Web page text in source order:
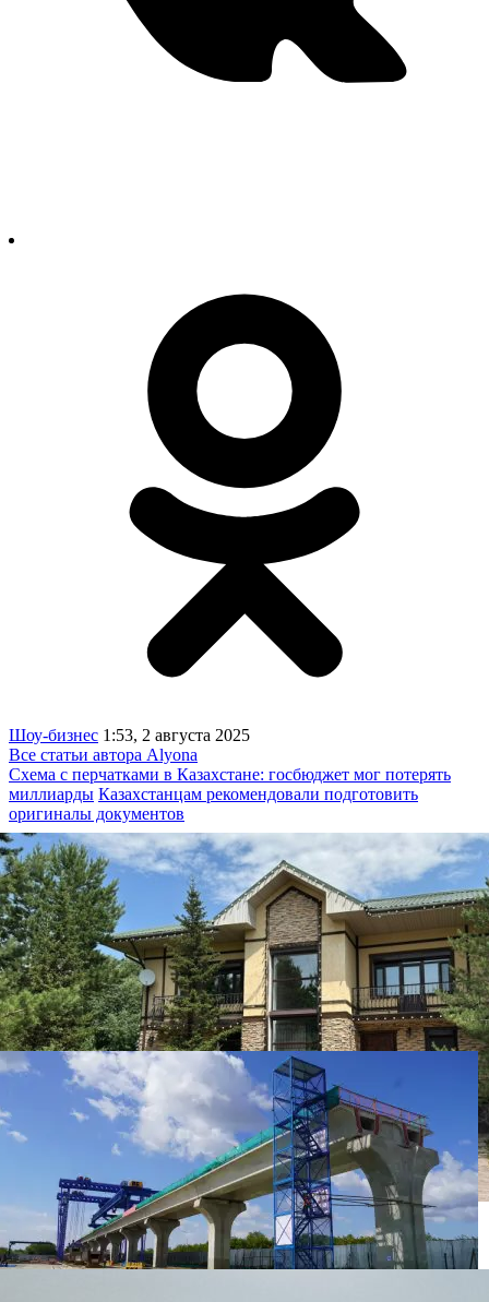
Шоу-бизнес 1:53, 2 августа 2025
Все статьи автора Alyona
Схема с перчатками в Казахстане: госбюджет мог потерять
миллиарды Казахстанцам рекомендовали подготовить
оригиналы документов
коттедж из возвращенных активов
в Астане: фото